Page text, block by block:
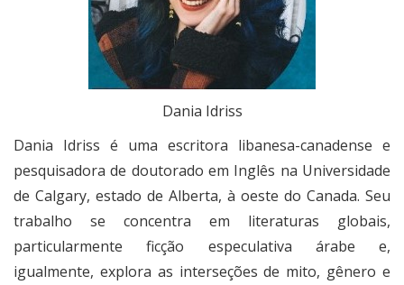
Dania Idriss
Dania Idriss é uma escritora libanesa-canadense e
pesquisadora de doutorado em Inglês na Universidade
de Calgary, estado de Alberta, à oeste do Canada. Seu
trabalho se concentra em literaturas globais,
particularmente ficção especulativa árabe e,
igualmente, explora as interseções de mito, gênero e